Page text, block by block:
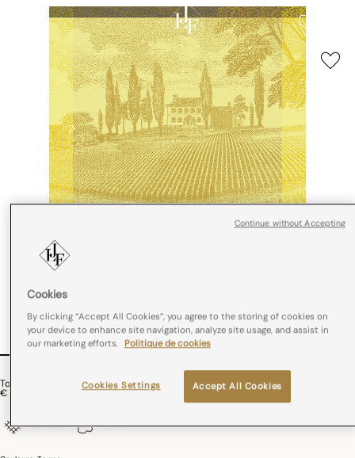
Torchon Vignoble Coton
€ 19,00
100% coton France
Cookies
By clicking “Accept All Cookies”, you agree to the storing of cookies on
your device to enhance site navigation, analyze site usage, and assist in
our marketing efforts. Politique de cookies
Accept All Cookies
Cookies Settings
Continue without Accepting